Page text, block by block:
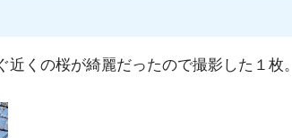
くの桜が綺麗だったので撮影した１枚。